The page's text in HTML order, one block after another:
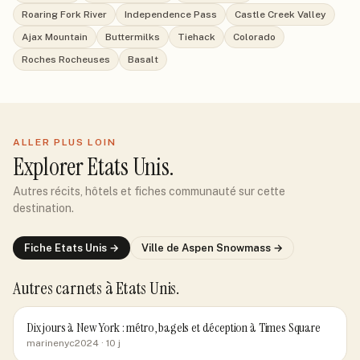
Roaring Fork River Independence Pass
Castle Creek Valley
Ajax Mountain
Buttermilks Tiehack
Colorado
Roches Rocheuses
Basalt
ALLER PLUS LOIN
ExplorerEtats Unis.
Autres récits, hôtels et fiches communauté sur cette
destination.
Fiche Etats Unis → Ville de Aspen Snowmass →
Autres carnets à Etats Unis.
Dix jours à New York : métro, bagels et déception à Times Square
marinenyc2024 · 10 j